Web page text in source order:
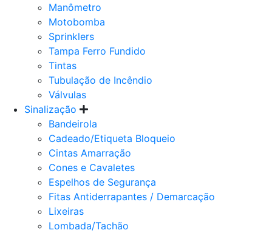
Manômetro
Motobomba
Sprinklers
Tampa Ferro Fundido
Tintas
Tubulação de Incêndio
Válvulas
Sinalização
Bandeirola
Cadeado/Etiqueta Bloqueio
Cintas Amarração
Cones e Cavaletes
Espelhos de Segurança
Fitas Antiderrapantes / Demarcação
Lixeiras
Lombada/Tachão